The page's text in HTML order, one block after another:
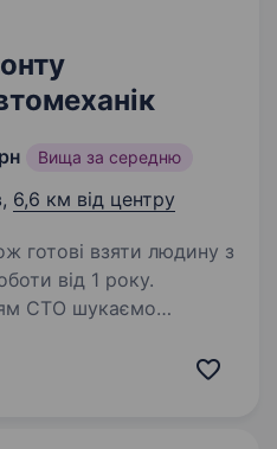
Вища за середню
6,6 км від центру
готові взяти людину з
від 1 року.
СТО шукаємо